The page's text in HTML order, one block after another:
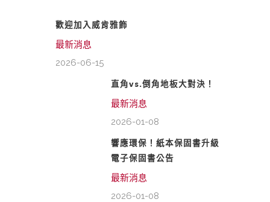
歡迎加入威肯雅飾
最新消息
2026-06-15
直角vs.倒角地板大對決！
最新消息
2026-01-08
響應環保！紙本保固書升級
電子保固書公告
最新消息
2026-01-08